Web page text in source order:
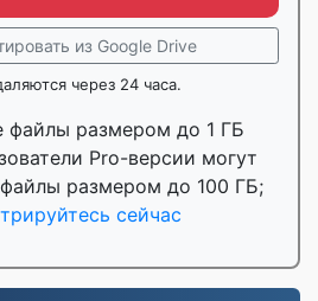
из Google Drive
через 24 часа.
файлы размером до 1 ГБ
Pro-версии могут
размером до 100 ГБ;
сейчас